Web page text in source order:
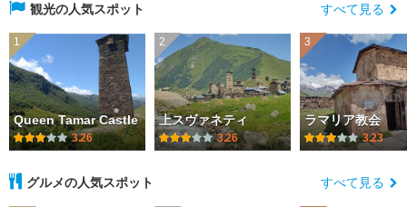
観光の人気スポット すべて見る
1
Queen Tamar Castle
3.26
2
上スヴァネティ
3.26
3
ラマリア教会
3.23
グルメの人気スポット すべて見る